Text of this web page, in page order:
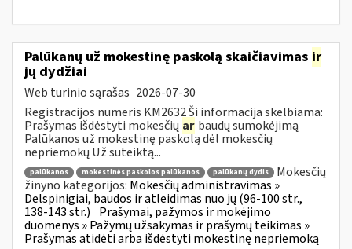
Palūkanų už mokestinę paskolą skaičiavimas ir
jų dydžiai
Web turinio sąrašas 2026-07-30
Registracijos numeris KM2632 Ši informacija skelbiama:
Prašymas išdėstyti mokesčių ar baudų sumokėjimą
Palūkanos už mokestinę paskolą dėl mokesčių
nepriemokų Už suteiktą...
palūkanos mokestinės paskolos palūkanos palūkanų dydis
Mokesčių
žinyno kategorijos: Mokesčių administravimas »
Delspinigiai, baudos ir atleidimas nuo jų (96-100 str.,
138-143 str.) Prašymai, pažymos ir mokėjimo
duomenys » Pažymų užsakymas ir prašymų teikimas »
Prašymas atidėti arba išdėstyti mokestinę nepriemoką